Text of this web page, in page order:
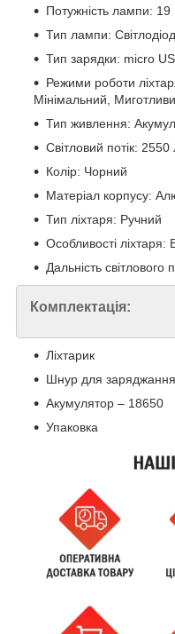
Потужність лампи: 19
Тип лампи:
Тип зарядки: micro
Режими роботи
Мінімальний,
Тип живлення:
Світловий потік: 2550
Колір: Чорний
Матеріал корпусу:
Тип ліхтаря: Ручний
Особливості ліхтаря:
Дальність
Комплектація:
Ліхтарик
Шнур для заряджання
Акумулятор – 18650
Упаковка